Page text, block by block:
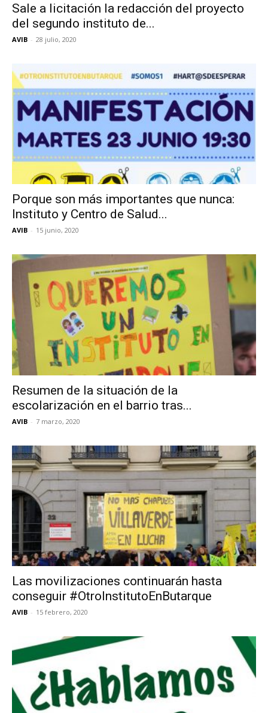
Sale a licitación la redacción del proyecto
del segundo instituto de...
AVIB - 28 julio, 2020
Porque son más importantes que nunca:
Instituto y Centro de Salud...
AVIB - 15 junio, 2020
Resumen de la situación de la
escolarización en el barrio tras...
AVIB - 7 marzo, 2020
Las movilizaciones continuarán hasta
conseguir #OtroInstitutoEnButarque
AVIB - 15 febrero, 2020